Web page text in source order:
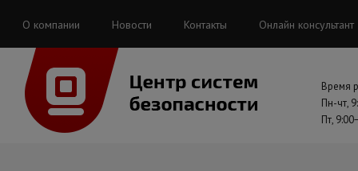
О компании Новости Контакты Онлайн консультант
Время
Пн-чт,
Пт,